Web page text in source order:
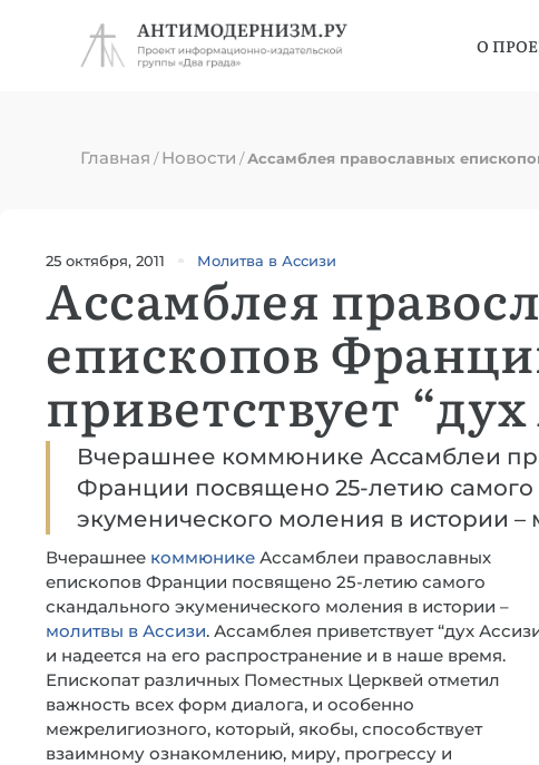
О
Главная /Новости /Ассамблея православных
25 октября, 2011 Молитва в Ассизи
Ассамблея
епископов
приветствует
Вчерашнее коммюнике Ассамблеи
Франции посвящено 25-летию самого
экуменического моления в истории –
Вчерашнее коммюнике Ассамблеи православных
епископов Франции посвящено 25-летию самого
скандального экуменического моления в истории –
молитвы в Ассизи. Ассамблея приветствует “дух
и надеется на его распространение и в наше время.
Епископат различных Поместных Церквей отметил
важность всех форм диалога, и особенно
межрелигиозного, который, якобы, способствует
взаимному ознакомлению, миру, прогрессу и